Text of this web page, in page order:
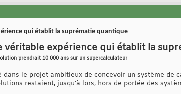
qui établit la suprématie quantique
véritable expérience qui établit la
prendrait 10 000 ans sur un supercalculateur
dans le projet ambitieux de concevoir un système de
restaient, jusqu’à lors, hors de portée des